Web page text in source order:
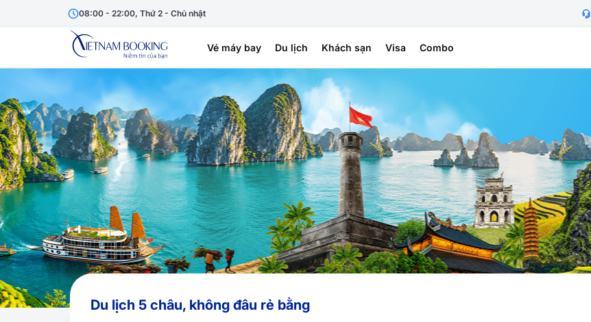
08:00 - 22:00, Thứ 2 - Chủ nhật
Vé máy bay Du lịch Khách sạn Visa Combo
Du lịch 5 châu, không đâu rẻ bằng